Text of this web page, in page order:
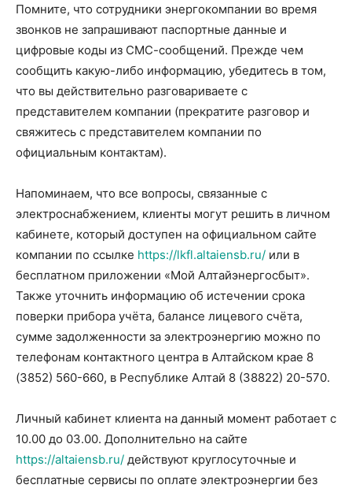
Помните, что сотрудники энергокомпании во время
звонков не запрашивают паспортные данные и
цифровые коды из СМС-сообщений. Прежде чем
сообщить какую-либо информацию, убедитесь в том,
что вы действительно разговариваете с
представителем компании (прекратите разговор и
свяжитесь с представителем компании по
официальным контактам).
Напоминаем, что все вопросы, связанные с
электроснабжением, клиенты могут решить в личном
кабинете, который доступен на официальном сайте
компании по ссылке https://lkfl.altaiensb.ru/ или в
бесплатном приложении «Мой Алтайэнергосбыт».
Также уточнить информацию об истечении срока
поверки прибора учёта, балансе лицевого счёта,
сумме задолженности за электроэнергию можно по
телефонам контактного центра в Алтайском крае 8
(3852) 560-660, в Республике Алтай 8 (38822) 20-570.
Личный кабинет клиента на данный момент работает с
10.00 до 03.00. Дополнительно на сайте
https://altaiensb.ru/ действуют круглосуточные и
бесплатные сервисы по оплате электроэнергии без